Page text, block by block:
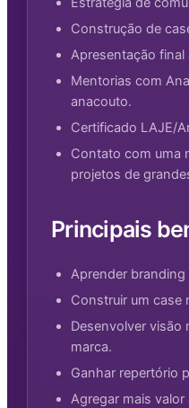
Construção de
Apresentação final
Mentorias com
anacouto.
Certificado LAJE/
Contato com uma
projetos de
Principais
Aprender branding
Construir um case
Desenvolver visão
marca.
Ganhar repertório
Agregar mais